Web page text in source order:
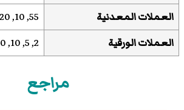
العملات المعدنية
55, 10, 20, 50 تويا,و 1 كينا
العملات الورقية
2, 5, 10, 20, 50, 100 كينا
مراجع